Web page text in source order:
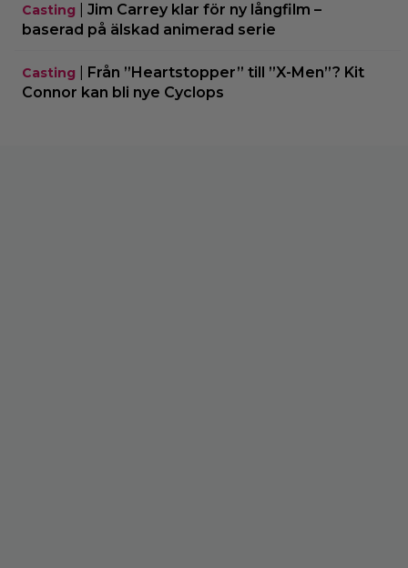
Casting
Jim Carrey klar för ny långfilm –
baserad på älskad animerad serie
Casting
Från ”Heartstopper” till ”X-Men”? Kit
Connor kan bli nye Cyclops